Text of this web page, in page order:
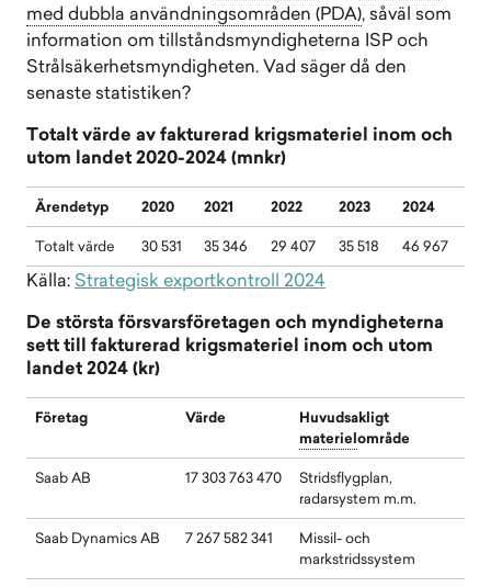
med dubbla användningsområden (PDA), såväl som
information om tillståndsmyndigheterna ISP och
Strålsäkerhetsmyndigheten. Vad säger då den
senaste statistiken?
Totalt värde av fakturerad krigsmateriel inom och
utom landet 2020-2024 (mnkr)
Ärendetyp 2020 2021 2022 2023 2024
Totalt värde 30 531 35 346 29 407 35 518 46 967
Källa: Strategisk exportkontroll 2024
De största försvarsföretagen och myndigheterna
sett till fakturerad krigsmateriel inom och utom
landet 2024 (kr)
Företag Värde
Huvudsakligt
materielområde
Saab AB 17 303 763 470
Stridsflygplan,
radarsystem m.m.
Saab Dynamics AB
7 267 582 341
Missil- och
markstridssystem